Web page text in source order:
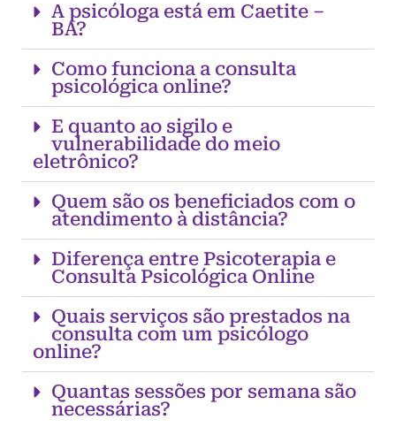
A psicóloga está em Caetite –
BA?
Como funciona a consulta
psicológica online?
E quanto ao sigilo e
vulnerabilidade do meio
eletrônico?
Quem são os beneficiados com o
atendimento à distância?
Diferença entre Psicoterapia e
Consulta Psicológica Online
Quais serviços são prestados na
consulta com um psicólogo
online?
Quantas sessões por semana são
necessárias?